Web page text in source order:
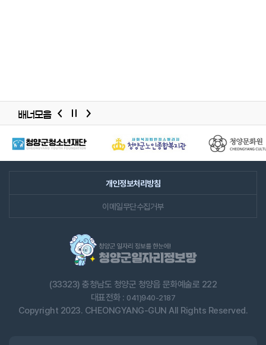
슬라이드
배너모음
개인정보처리방침
이메일무단수집거부
(33323) 충청남도 청양군 청양읍 문화예술로 222
대표전화 : 041)940-2187
Copyright 2023. CHEONGYANG-GUN All Rights Reserved.